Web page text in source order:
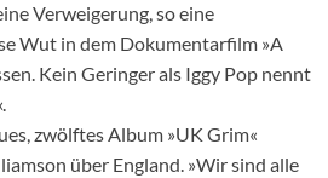
Verweigerung, so eine
Wut in dem Dokumentarfilm »A
Kein Geringer als Iggy Pop nennt
zwölftes Album »UK Grim«
über England. »Wir sind alle